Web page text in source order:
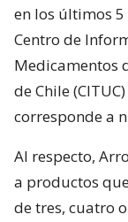
en los últimos 5
Centro de
Medicamentos
de Chile
corresponde a
Al respecto,
a productos
de tres, cuatro